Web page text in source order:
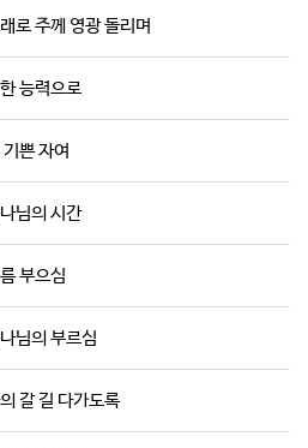
로 주께 영광 돌리며
능력으로
기쁜 자여
님의 시간
부으심
님의 부르심
갈 길 다가도록